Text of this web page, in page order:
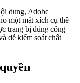
dung, Adobe
một mắt xích cụ thể
trang bị đúng công
dễ kiểm soát chất